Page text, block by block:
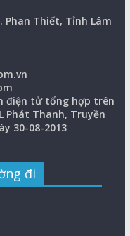
Phan Thiết, Tỉnh Lâm
điện tử tổng hợp trên
Phát Thanh, Truyền
30-08-2013
đi